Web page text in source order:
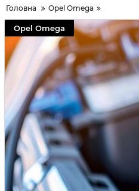
Головна Opel Omega
Opel Omega